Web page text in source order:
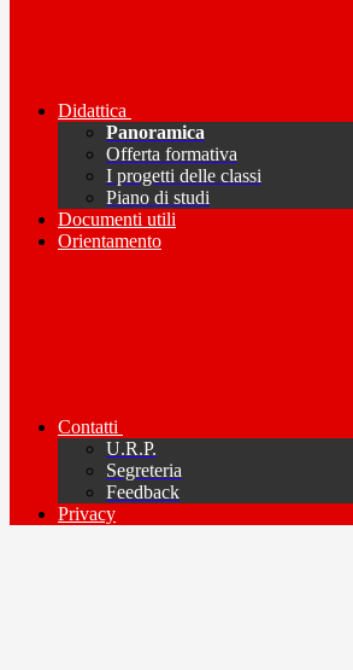
Didattica
Panoramica
Offerta formativa
I progetti delle classi
Piano di studi
Documenti utili
Orientamento
Contatti
U.R.P.
Segreteria
Feedback
Privacy